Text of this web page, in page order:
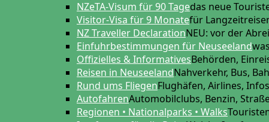
NZeTA-Visum für 90 Tagedas neue
Visitor-Visa für 9 Monatefür
NZ Traveller DeclarationNEU: vor der
Einfuhrbestimmungen für Neuseeland
Offizielles & InformativesBehörden,
Reisen in NeuseelandNahverkehr, Bus,
Rund ums FliegenFlughäfen, Airlines, Infos
AutofahrenAutomobilclubs, Benzin,
Regionen • Nationalparks • Walks